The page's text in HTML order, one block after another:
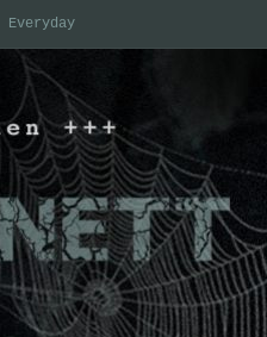
Everyday